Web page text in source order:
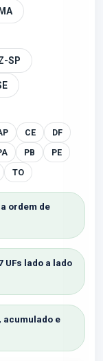
SP
CE
DF
PB
PE
TO
ordem de
UFs lado a lado
acumulado e